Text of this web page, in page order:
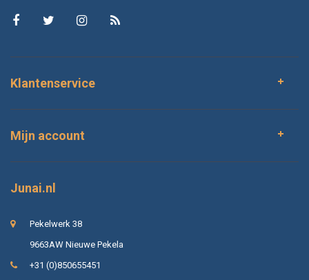
Klantenservice
Mijn account
Junai.nl
Pekelwerk 38
9663AW Nieuwe Pekela
+31 (0)850655451